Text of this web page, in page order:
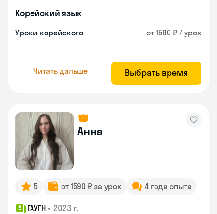
Корейский язык
Уроки корейского от 1590 ₽ / урок
Читать дальше Выбрать время
Анна
5 от 1590 ₽ за урок 4 года опыта
ГАУГН • 2023 г.